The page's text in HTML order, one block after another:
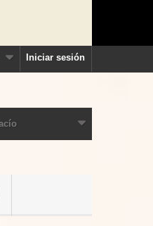
Iniciar sesión